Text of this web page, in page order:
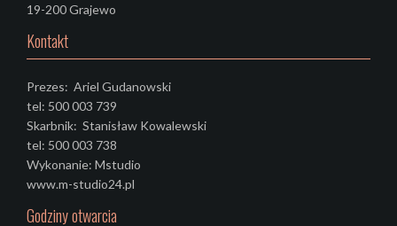
19-200 Grajewo
Kontakt
Prezes: Ariel Gudanowski
tel: 500 003 739
Skarbnik: Stanisław Kowalewski
tel: 500 003 738
Wykonanie: Mstudio
www.m-studio24.pl
Godziny otwarcia